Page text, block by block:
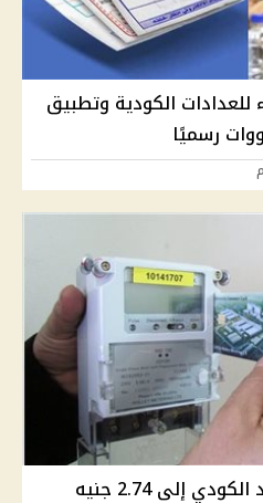
للعدادات الكودية وتطبيق
زيادة سعر الكهرباء للعداد الكودي إلى 2.74 جنيه